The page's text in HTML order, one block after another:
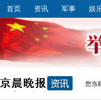
首页 资讯 军事 娱
您当